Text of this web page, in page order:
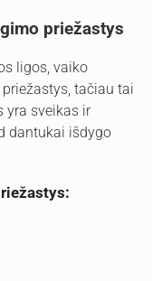
priežastys
ligos, vaiko
tačiau tai
yra sveikas ir
dantukai išdygo